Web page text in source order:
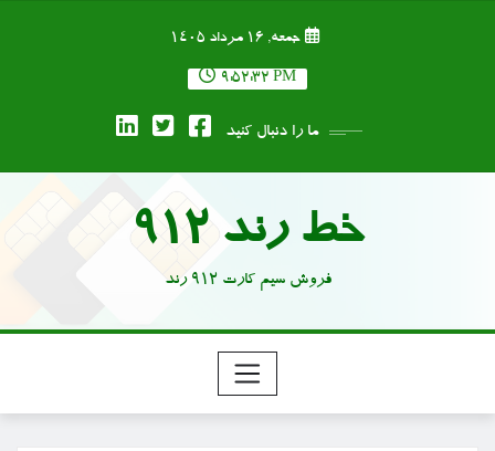
جمعه, ۱۶ مرداد ۱۴۰۵
9:52:33 PM
ما را دنبال کنید
خط رند 912
فروش سیم کارت 912 رند